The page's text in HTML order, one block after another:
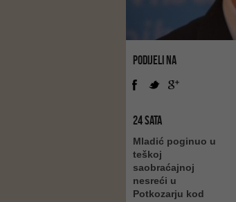
PODIJELI NA
24 SATA
Mladić poginuo u
teškoj
saobraćajnoj
nesreći u
Potkozarju kod